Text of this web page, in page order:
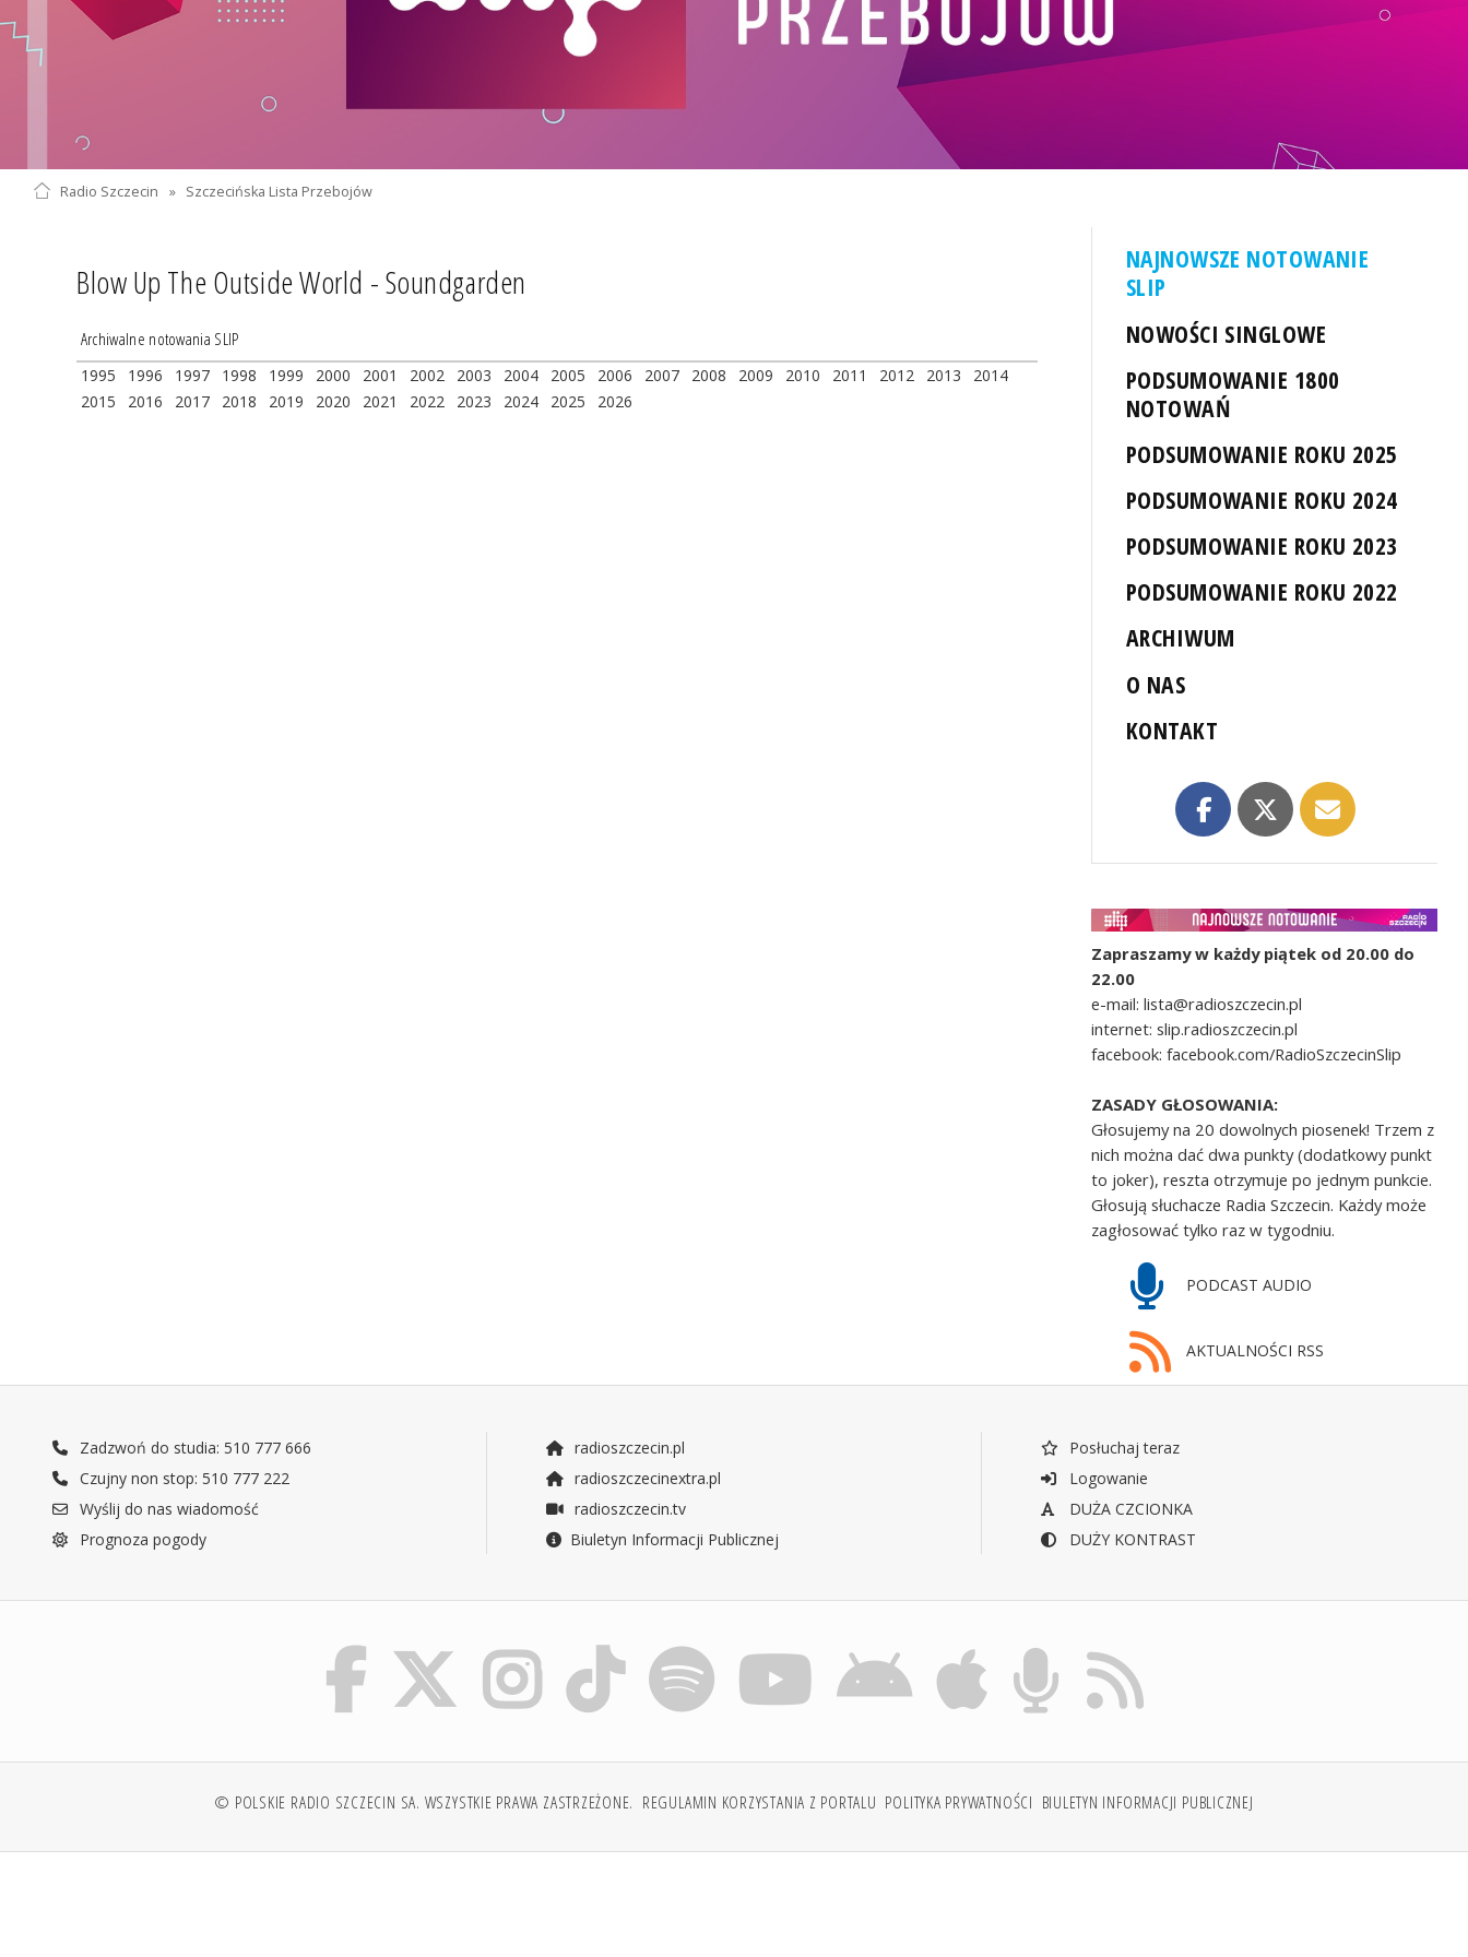
Radio Szczecin » Szczecińska Lista Przebojów
Blow Up The Outside World - Soundgarden
Archiwalne notowania SLIP
1995 1996 1997 1998 1999 2000 2001 2002 2003 2004 2005 2006 2007 2008 2009 2010 2011 2012 2013
2014
2015
2016 2017 2018 2019 2020 2021 2022 2023 2024 2025 2026
NAJNOWSZE NOTOWANIE
SLIP
NOWOŚCI SINGLOWE
PODSUMOWANIE 1800
NOTOWAŃ
PODSUMOWANIE ROKU 2025
PODSUMOWANIE ROKU 2024
PODSUMOWANIE ROKU 2023
PODSUMOWANIE ROKU 2022
ARCHIWUM
O NAS
KONTAKT
Zapraszamy w każdy piątek od 20.00 do
22.00
e-mail: lista@radioszczecin.pl
internet: slip.radioszczecin.pl
facebook: facebook.com/RadioSzczecinSlip
ZASADY GŁOSOWANIA:
Głosujemy na 20 dowolnych piosenek! Trzem z
nich można dać dwa punkty (dodatkowy punkt
to joker), reszta otrzymuje po jednym punkcie.
Głosują słuchacze Radia Szczecin. Każdy może
zagłosować tylko raz w tygodniu.
PODCAST AUDIO
AKTUALNOŚCI RSS
Zadzwoń do studia: 510 777 666
Czujny non stop: 510 777 222
Wyślij do nas wiadomość
Prognoza pogody
radioszczecin.pl
radioszczecinextra.pl
radioszczecin.tv
Biuletyn Informacji Publicznej
Posłuchaj teraz
Logowanie
DUŻA CZCIONKA
DUŻY KONTRAST
© POLSKIE RADIO SZCZECIN SA. WSZYSTKIE PRAWA ZASTRZEŻONE. REGULAMIN KORZYSTANIA Z PORTALU POLITYKA PRYWATNOŚCI BIULETYN INFORMACJI PUBLICZNEJ